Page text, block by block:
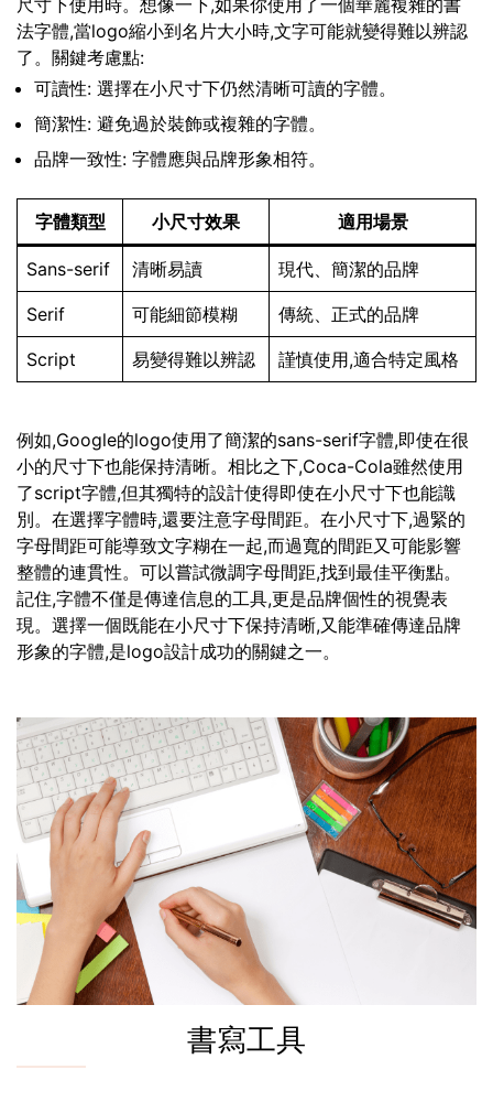
尺寸下使用時。想像一下,如果你使用了一個華麗複雜的書
法字體,當logo縮小到名片大小時,文字可能就變得難以辨認
了。關鍵考慮點:
可讀性: 選擇在小尺寸下仍然清晰可讀的字體。
簡潔性: 避免過於裝飾或複雜的字體。
品牌一致性: 字體應與品牌形象相符。
字體類型 小尺寸效果 適用場景
Sans-serif 清晰易讀 現代、簡潔的品牌
Serif 可能細節模糊 傳統、正式的品牌
Script 易變得難以辨認 謹慎使用,適合特定風格
例如,Google的logo使用了簡潔的sans-serif字體,即使在很
小的尺寸下也能保持清晰。相比之下,Coca-Cola雖然使用
了script字體,但其獨特的設計使得即使在小尺寸下也能識
別。在選擇字體時,還要注意字母間距。在小尺寸下,過緊的
字母間距可能導致文字糊在一起,而過寬的間距又可能影響
整體的連貫性。可以嘗試微調字母間距,找到最佳平衡點。
記住,字體不僅是傳達信息的工具,更是品牌個性的視覺表
現。選擇一個既能在小尺寸下保持清晰,又能準確傳達品牌
形象的字體,是logo設計成功的關鍵之一。
書寫工具